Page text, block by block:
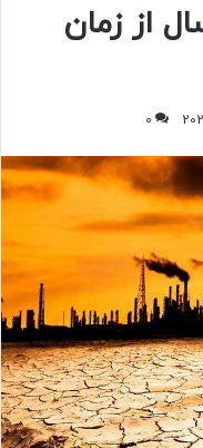
سال از زمان
0